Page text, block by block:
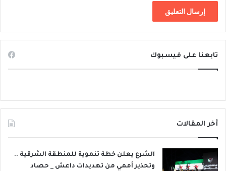
تابعنا على فيسبوك
أخر المقالات
الشرع يعلن خطة تنموية للمنطقة الشرقية ..
وتحذير أممي من تهديدات داعش _ حصاد